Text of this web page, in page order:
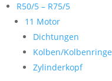
R50/5 – R75/5
11 Motor
Dichtungen
Kolben/Kolbenringe
Zylinderkopf